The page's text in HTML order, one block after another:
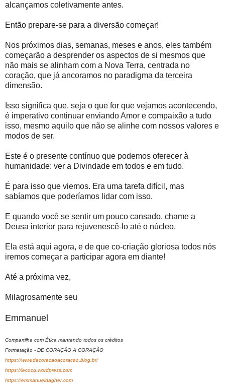
alcançamos coletivamente antes.
Então prepare-se para a diversão começar!
Nos próximos dias, semanas, meses e anos, eles também
começarão a desprender os aspectos de si mesmos que
não mais se alinham com a Nova Terra, centrada no
coração, que já ancoramos no paradigma da terceira
dimensão.
Isso significa que, seja o que for que vejamos acontecendo,
é imperativo continuar enviando Amor e compaixão a tudo
isso, mesmo aquilo que não se alinhe com nossos valores e
modos de ser.
Este é o presente contínuo que podemos oferecer à
humanidade: ver a Divindade em todos e em tudo.
É para isso que viemos. Era uma tarefa difícil, mas
sabíamos que poderíamos lidar com isso.
E quando você se sentir um pouco cansado, chame a
Deusa interior para rejuvenescê-lo até o núcleo.
Ela está aqui agora, e de que co-criação gloriosa todos nós
iremos começar a participar agora em diante!
Até a próxima vez,
Milagrosamente seu
Emmanuel
Compartilhe com Ética mantendo todos os créditos
Formatação - DE CORAÇÃO A CORAÇÃO
https://www.decoracaoacoracao.blog.br/
https://lecocq.wordpress.com
https://emmanueldagher.com